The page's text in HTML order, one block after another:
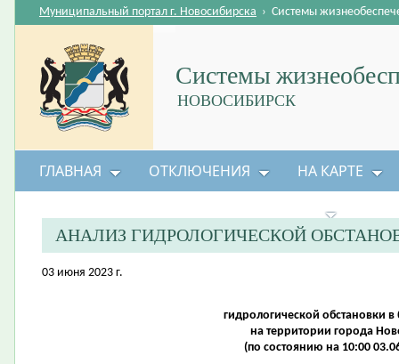
Системы
НОВОСИБИРСК
Муниципальный портал г. Новосибирска › Системы
ГЛАВНАЯ ОТКЛЮЧЕНИЯ НА КАРТЕ
АНАЛИЗ ГИДРОЛОГИЧЕСКОЙ
03 июня 2023 г.
гидрологической обстановки
на территории города
(по состоянию на 10:00